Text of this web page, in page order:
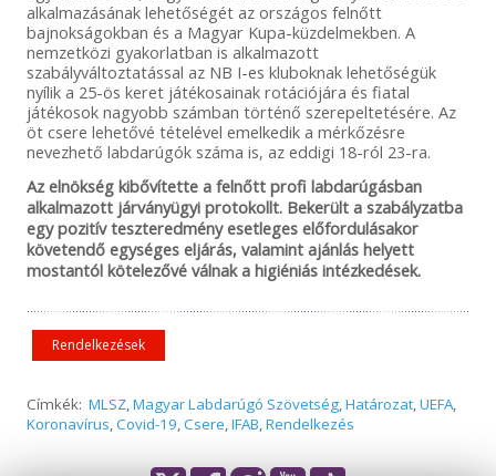
alkalmazásának lehetőségét az országos felnőtt
bajnokságokban és a Magyar Kupa-küzdelmekben. A
nemzetközi gyakorlatban is alkalmazott
szabályváltoztatással az NB I-es kluboknak lehetőségük
nyílik a 25-ös keret játékosainak rotációjára és fiatal
játékosok nagyobb számban történő szerepeltetésére. Az
öt csere lehetővé tételével emelkedik a mérkőzésre
nevezhető labdarúgók száma is, az eddigi 18-ról 23-ra.
Az elnökség kibővítette a felnőtt profi labdarúgásban
alkalmazott járványügyi protokollt. Bekerült a szabályzatba
egy pozitív teszteredmény esetleges előfordulásakor
követendő egységes eljárás, valamint ajánlás helyett
mostantól kötelezővé válnak a higiéniás intézkedések.
Rendelkezések
Címkék: MLSZ,Magyar Labdarúgó Szövetség,Határozat,UEFA,
Koronavírus,Covid-19,Csere,IFAB,Rendelkezés